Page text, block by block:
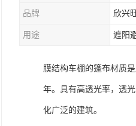
品牌 欣兴
用途 遮阳
膜结构车棚的篷布材质
年。具有高透光率，透
化广泛的建筑。